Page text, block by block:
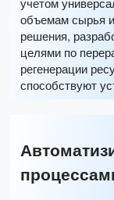
объемам сырья
решения,
целями по
регенерации
способствуют